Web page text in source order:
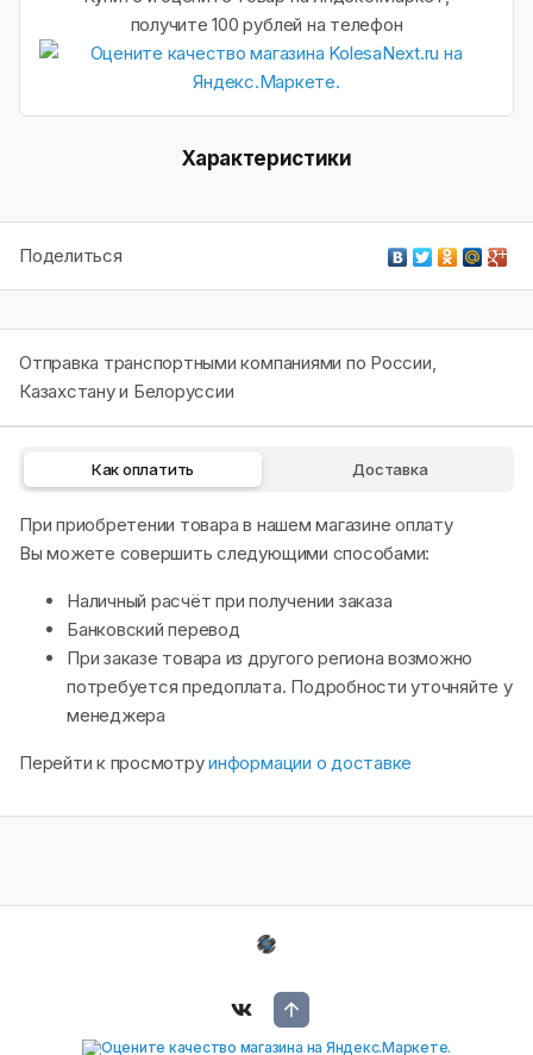
получите 100 рублей на телефон
Характеристики
Поделиться
Отправка транспортными компаниями по России,
Казахстану и Белоруссии
Как оплатить Доставка
При приобретении товара в нашем магазине оплату
Вы можете совершить следующими способами:
Наличный расчёт при получении заказа
Банковский перевод
При заказе товара из другого региона возможно
потребуется предоплата. Подробности уточняйте у
менеджера
Перейти к просмотруинформации о доставке